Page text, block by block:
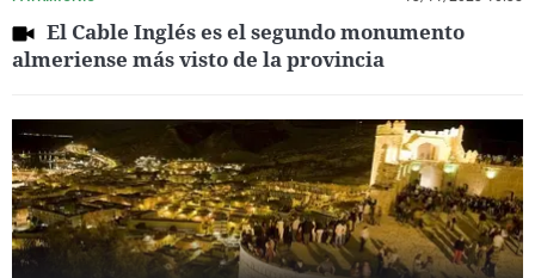
El Cable Inglés es el segundo monumento
almeriense más visto de la provincia